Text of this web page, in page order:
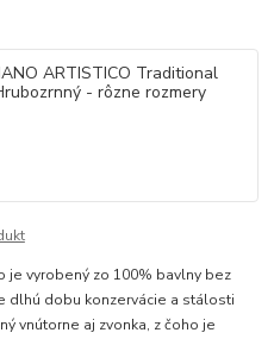
je vyrobený zo 100% bavlny bez
dlhú dobu konzervácie a stálosti
vnútorne aj zvonka, z čoho je